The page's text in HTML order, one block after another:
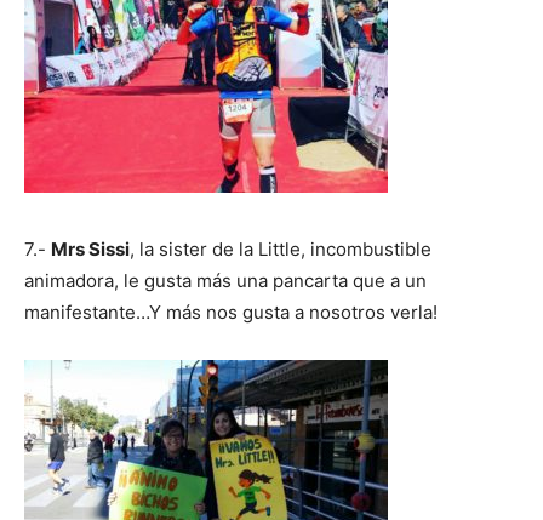
7.- Mrs Sissi, la sister de la Little, incombustible
animadora, le gusta más una pancarta que a un
manifestante…Y más nos gusta a nosotros verla!